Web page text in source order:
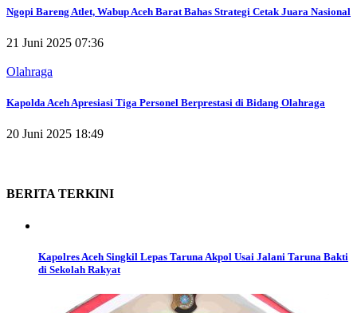
Ngopi Bareng Atlet, Wabup Aceh Barat Bahas Strategi Cetak Juara Nasional
21 Juni 2025 07:36
Olahraga
Kapolda Aceh Apresiasi Tiga Personel Berprestasi di Bidang Olahraga
20 Juni 2025 18:49
BERITA TERKINI
Kapolres Aceh Singkil Lepas Taruna Akpol Usai Jalani Taruna Bakti
di Sekolah Rakyat